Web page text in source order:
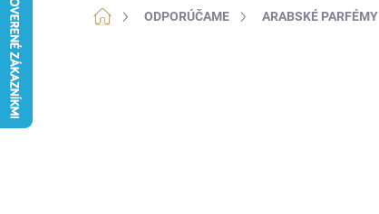
DomovODPORÚČAME ARABSKÉ PARFÉMY